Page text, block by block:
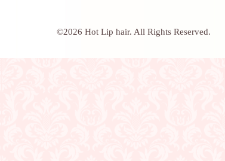
©2026 Hot Lip hair. All Rights Reserved.